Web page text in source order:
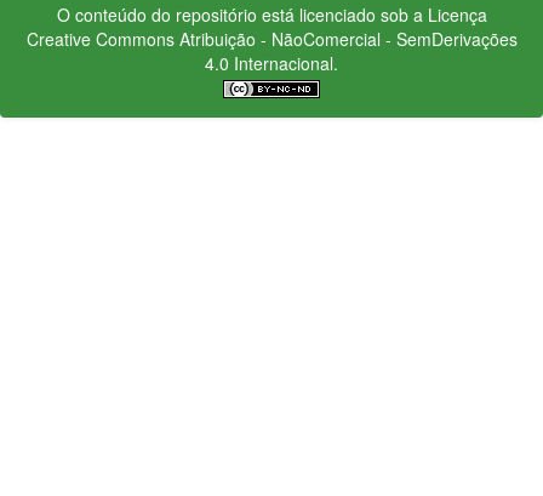
O conteúdo do repositório está licenciado sob a Licença
Creative CommonsAtribuição - NãoComercial - SemDerivações
4.0 Internacional.